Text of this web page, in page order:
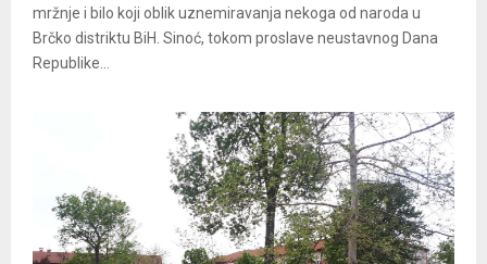
mržnje i bilo koji oblik uznemiravanja nekoga od naroda u
Brčko distriktu BiH. Sinoć, tokom proslave neustavnog Dana
Republike...